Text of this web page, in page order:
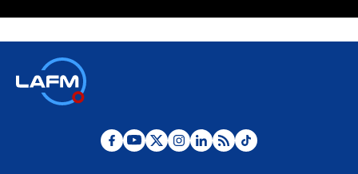
¿Por qué De la Espriella gobernará